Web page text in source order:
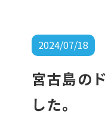
2024/07/18
宮古島の
した。